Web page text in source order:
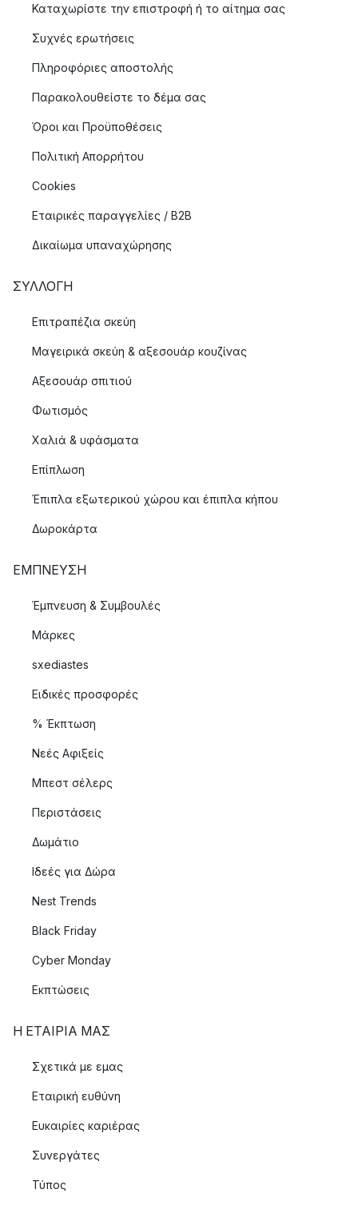
Καταχωρίστε την επιστροφή ή το αίτημα σας
Συχνές ερωτήσεις
Πληροφόριες αποστολής
Παρακολουθείστε το δέμα σας
Όροι και Προϋποθέσεις
Πολιτική Απορρήτου
Cookies
Εταιρικές παραγγελίες / B2B
Δικαίωμα υπαναχώρησης
ΣΥΛΛΟΓΉ
Επιτραπέζια σκεύη
Μαγειρικά σκεύη & αξεσουάρ κουζίνας
Αξεσουάρ σπιτιού
Φωτισμός
Χαλιά & υφάσματα
Επίπλωση
Έπιπλα εξωτερικού χώρου και έπιπλα κήπου
Δωροκάρτα
ΈΜΠΝΕΥΣΗ
Έμπνευση & Συμβουλές
Μάρκες
sxediastes
Ειδικές προσφορές
% Έκπτωση
Νεές Αφιξείς
Μπεστ σέλερς
Περιστάσεις
Δωμάτιο
Ιδεές για Δώρα
Nest Trends
Black Friday
Cyber Monday
Εκπτώσεις
Η ΕΤΑΊΡΙΑ ΜΑΣ
Σχετικά με εμας
Εταιρική ευθύνη
Ευκαιρίες καριέρας
Συνεργάτες
Τύπος